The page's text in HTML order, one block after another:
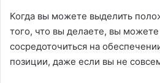
Когда вы можете выделить
того, что вы делаете, вы
сосредоточиться на
позиции, даже если вы не